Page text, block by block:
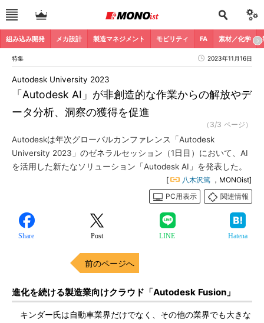
組み込み開発 メカ設計 製造マネジメント モビリティ FA 素材／化学
特集 2023年11月16日
「Autodesk AI」が非創造的な作業からの解放やデ
ータ分析、洞察の獲得を促進
Autodesk University 2023
（3/3 ページ）
Autodeskは年次グローバルカンファレンス「Autodesk
University 2023」のゼネラルセッション（1日目）において、AI
を活用した新たなソリューション「Autodesk AI」を発表した。
[ 八木沢篤 ，MONOist]
PC用表示
関連情報
Share Post LINE Hatena
前のページへ
進化を続ける製造業向けクラウド「Autodesk Fusion」
キンダー氏は自動車業界だけでなく、その他の業界でも大きな